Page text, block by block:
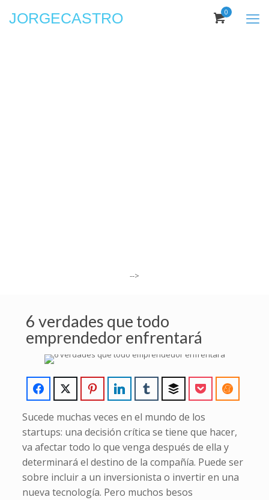
JORGECASTRO
-->
0
6 verdades que todo
emprendedor enfrentará
Sucede muchas veces en el mundo de los
startups: una decisión crítica se tiene que hacer,
va afectar todo lo que venga después de ella y
determinará el destino de la compañía. Puede ser
sobre incluir a un inversionista o invertir en una
nueva tecnología. Pero muchos besos